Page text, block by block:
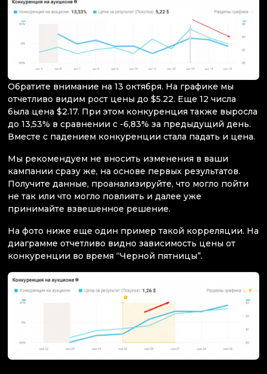
Обратите внимание на 13 октября. На графике мы
отчетливо видим рост цены до $5.22. Еще 12 числа
была цена $2.17. При этом конкуренция также выросла
до 13,53% в сравнении с -6,83% за предыдущий день.
Вместе с падением конкуренции стала падать и цена.
Мы рекомендуем не вносить изменения в ваши
кампании сразу же, на основе первых результатов.
Получите данные, проанализируйте, что могло пойти
не так или что могло повлиять и далее уже
принимайте взвешенное решение.
На фото ниже еще один пример такой корреляции. На
диаграмме отчетливо видно зависимость цены от
конкуренции во время “Черной пятницы”.